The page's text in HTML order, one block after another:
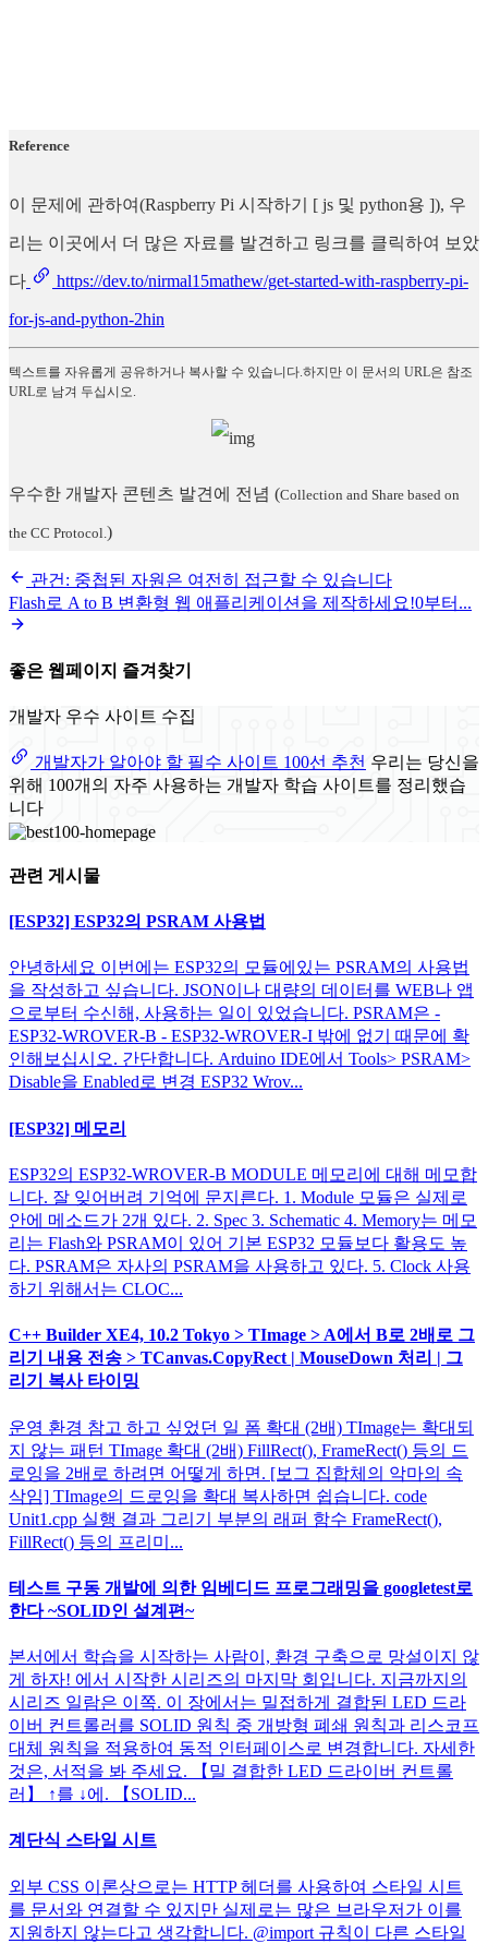
Reference
이 문제에 관하여(Raspberry Pi 시작하기 [ js 및 python용 ]), 우
리는 이곳에서 더 많은 자료를 발견하고 링크를 클릭하여 보았
다 https://dev.to/nirmal15mathew/get-started-with-raspberry-pi-
for-js-and-python-2hin
텍스트를 자유롭게 공유하거나 복사할 수 있습니다.하지만 이 문서의 URL은 참조
URL로 남겨 두십시오.
우수한 개발자 콘텐츠 발견에 전념 (Collection and Share based on
the CC Protocol. )
관건: 중첩된 자원은 여전히 접근할 수 있습니다
Flash로 A to B 변환형 웹 애플리케이션을 제작하세요!0부터...
좋은 웹페이지 즐겨찾기
개발자 우수 사이트 수집
개발자가 알아야 할 필수 사이트 100선 추천 우리는 당신을
위해 100개의 자주 사용하는 개발자 학습 사이트를 정리했습
니다
관련 게시물
[ESP32] ESP32의 PSRAM 사용법
안녕하세요 이번에는 ESP32의 모듈에있는 PSRAM의 사용법
을 작성하고 싶습니다. JSON이나 대량의 데이터를 WEB나 앱
으로부터 수신해, 사용하는 일이 있었습니다. PSRAM은 -
ESP32-WROVER-B - ESP32-WROVER-I 밖에 없기 때문에 확
인해보십시오. 간단합니다. Arduino IDE에서 Tools> PSRAM>
Disable을 Enabled로 변경 ESP32 Wrov...
[ESP32] 메모리
ESP32의 ESP32-WROVER-B MODULE 메모리에 대해 메모합
니다. 잘 잊어버려 기억에 문지른다. 1. Module 모듈은 실제로
안에 메소드가 2개 있다. 2. Spec 3. Schematic 4. Memory는 메모
리는 Flash와 PSRAM이 있어 기본 ESP32 모듈보다 활용도 높
다. PSRAM은 자사의 PSRAM을 사용하고 있다. 5. Clock 사용
하기 위해서는 CLOC...
C++ Builder XE4, 10.2 Tokyo > TImage > A에서 B로 2배로 그
리기 내용 전송 > TCanvas.CopyRect | MouseDown 처리 | 그
리기 복사 타이밍
운영 환경 참고 하고 싶었던 일 폼 확대 (2배) TImage는 확대되
지 않는 패턴 TImage 확대 (2배) FillRect(), FrameRect() 등의 드
로잉을 2배로 하려면 어떻게 하면. [보그 집합체의 악마의 속
삭임] TImage의 드로잉을 확대 복사하면 쉽습니다. code
Unit1.cpp 실행 결과 그리기 부분의 래퍼 함수 FrameRect(),
FillRect() 등의 프리미...
테스트 구동 개발에 의한 임베디드 프로그래밍을 googletest로
한다 ~SOLID인 설계편~
본서에서 학습을 시작하는 사람이, 환경 구축으로 망설이지 않
게 하자! 에서 시작한 시리즈의 마지막 회입니다. 지금까지의
시리즈 일람은 이쪽. 이 장에서는 밀접하게 결합된 LED 드라
이버 컨트롤러를 SOLID 원칙 중 개방형 폐쇄 원칙과 리스코프
대체 원칙을 적용하여 동적 인터페이스로 변경합니다. 자세한
것은, 서적을 봐 주세요. 【밀 결합한 LED 드라이버 컨트롤
러】 ↑를 ↓에. 【SOLID...
계단식 스타일 시트
외부 CSS 이론상으로는 HTTP 헤더를 사용하여 스타일 시트
를 문서와 연결할 수 있지만 실제로는 많은 브라우저가 이를
지원하지 않는다고 생각합니다. @import 규칙이 다른 스타일